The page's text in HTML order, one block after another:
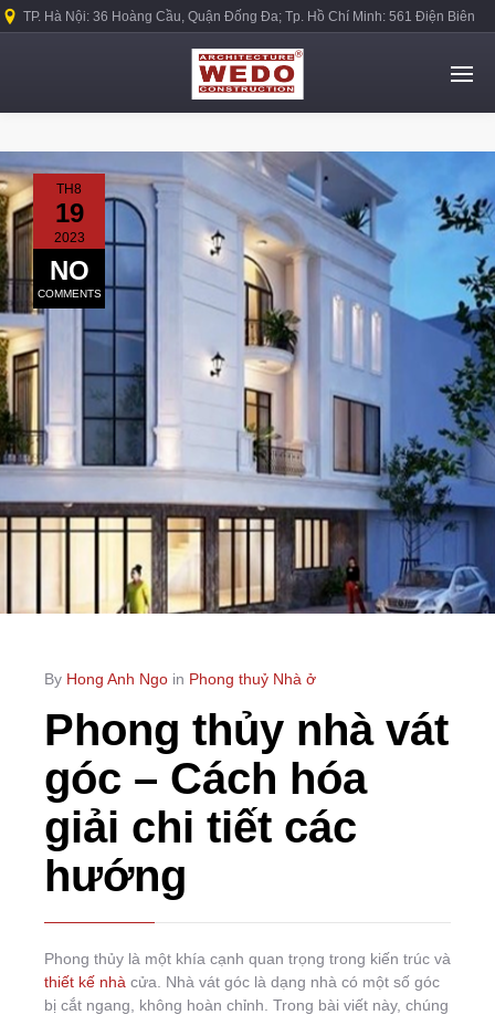
TP. Hà Nội: 36 Hoàng Cầu, Quận Đống Đa; Tp. Hồ Chí Minh: 561 Điện Biên
TH8
19
2023
NO
COMMENTS
By Hong Anh Ngo in Phong thuỷ Nhà ở
Phong thủy nhà vát
góc – Cách hóa
giải chi tiết các
hướng
Phong thủy là một khía cạnh quan trọng trong kiến trúc và
thiết kế nhà cửa. Nhà vát góc là dạng nhà có một số góc
bị cắt ngang, không hoàn chỉnh. Trong bài viết này, chúng